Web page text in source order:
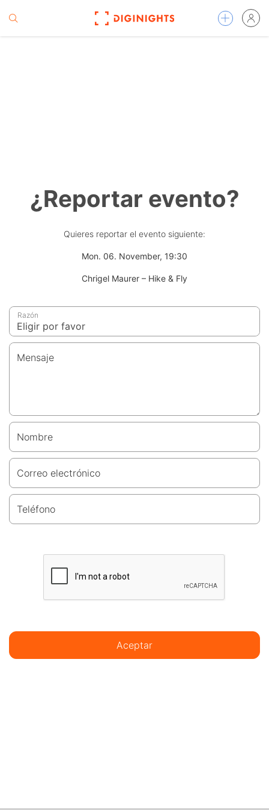
¿Reportar evento?
Quieres reportar el evento siguiente:
Mon. 06. November, 19:30
Chrigel Maurer – Hike & Fly
Razón
Mensaje
Nombre
Correo electrónico
Teléfono
Aceptar